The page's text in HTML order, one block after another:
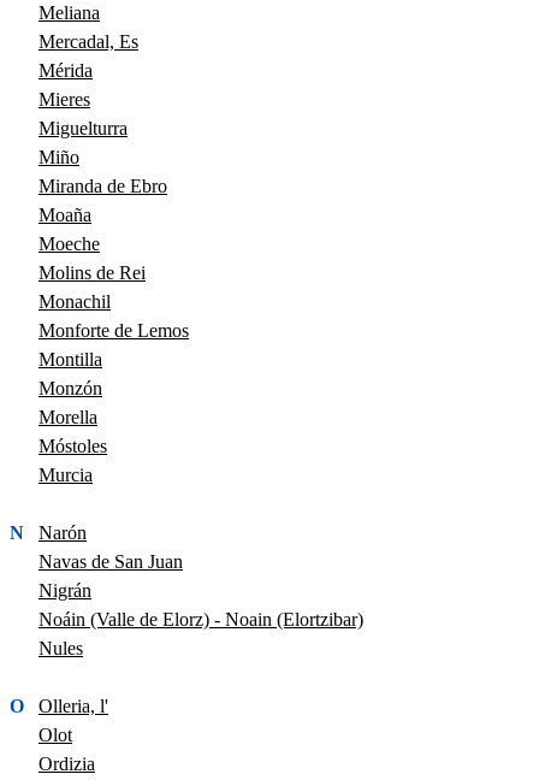
Meliana
Mercadal, Es
Mérida
Mieres
Miguelturra
Miño
Miranda de Ebro
Moaña
Moeche
Molins de Rei
Monachil
Monforte de Lemos
Montilla
Monzón
Morella
Móstoles
Murcia
N
Narón
Navas de San Juan
Nigrán
Noáin (Valle de Elorz) - Noain (Elortzibar)
Nules
O
Olleria, l'
Olot
Ordizia